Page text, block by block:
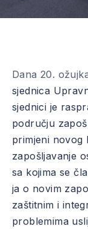
Dana 20.
sjednica
sjednici je
području
primjeni novog
zapošljavanje
sa kojima se
ja o novim
zaštitnim i
problemima